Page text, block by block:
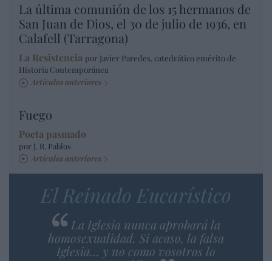
La última comunión de los 15 hermanos de
San Juan de Dios, el 30 de julio de 1936, en
Calafell (Tarragona)
La Resistencia por Javier Paredes, catedrático emérito de
Historia Contemporánea
Artículos anteriores
Fuego
Poeta pasmado
por J. R. Pablos
Artículos anteriores
El Reinado Eucarístico
La Iglesia nunca aprobará la
homosexualidad. Si acaso, la falsa
Iglesia… y no como vosotros lo